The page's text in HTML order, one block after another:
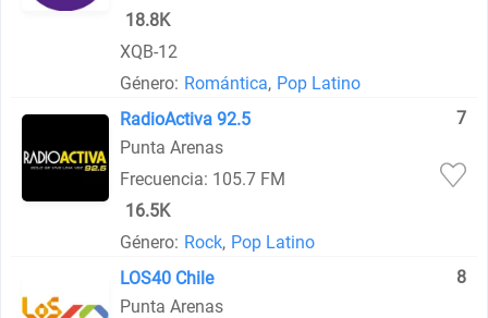
18.8K
XQB-12
Género: Romántica, Pop Latino
RadioActiva 92.5
7
Punta Arenas
Frecuencia: 105.7 FM
16.5K
Género: Rock, Pop Latino
LOS40 Chile
8
Punta Arenas